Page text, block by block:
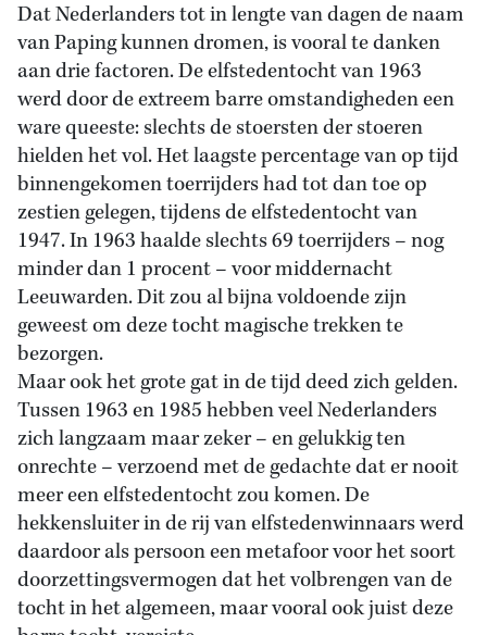
Dat Nederlanders tot in lengte van dagen de naam
van Paping kunnen dromen, is vooral te danken
aan drie factoren. De elfstedentocht van 1963
werd door de extreem barre omstandigheden een
ware queeste: slechts de stoersten der stoeren
hielden het vol. Het laagste percentage van op tijd
binnengekomen toerrijders had tot dan toe op
zestien gelegen, tijdens de elfstedentocht van
1947. In 1963 haalde slechts 69 toerrijders – nog
minder dan 1 procent – voor middernacht
Leeuwarden. Dit zou al bijna voldoende zijn
geweest om deze tocht magische trekken te
bezorgen.
Maar ook het grote gat in de tijd deed zich gelden.
Tussen 1963 en 1985 hebben veel Nederlanders
zich langzaam maar zeker – en gelukkig ten
onrechte – verzoend met de gedachte dat er nooit
meer een elfstedentocht zou komen. De
hekkensluiter in de rij van elfstedenwinnaars werd
daardoor als persoon een metafoor voor het soort
doorzettingsvermogen dat het volbrengen van de
tocht in het algemeen, maar vooral ook juist deze